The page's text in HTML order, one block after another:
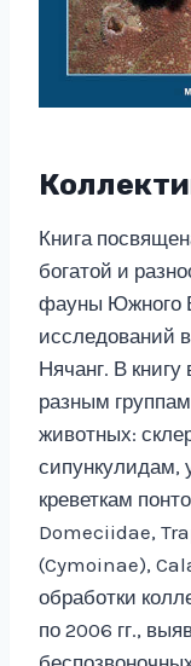
Книга
богатой и
фауны Южного
исследований
Нячанг. В
разным
животных:
сипункулидам,
креветкам
Domeciidae,
(Cymoinae),
обработки
по 2006 гг.,